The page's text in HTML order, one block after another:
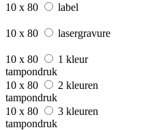
10 x 80 label
10 x 80 lasergravure
10 x 80
1 kleur
tampondruk
10 x 80
2 kleuren
tampondruk
10 x 80
3 kleuren
tampondruk